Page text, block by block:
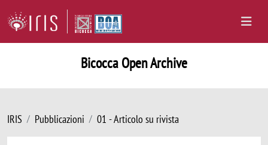
Bicocca Open Archive
IRIS Pubblicazioni 01 - Articolo su rivista